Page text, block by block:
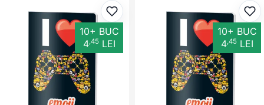
Adaugă la favorite
10+ BUC
4,45LEI
10+ BUC
4,45LEI